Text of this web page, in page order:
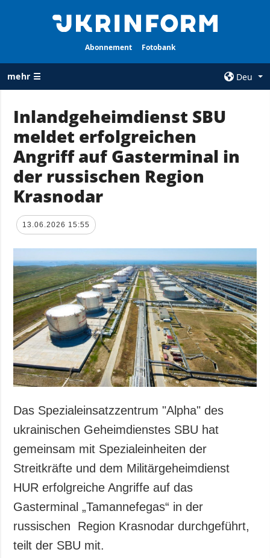
Abonnement Fotobank
mehr ☰
Deu
ALLE
RUBRIKEN
Krieg
Wiederaufbau
der Ukraine
Politik
Wirtschaft
Gesellschaft und
Kultur
Sport
Kriminalität
Notstand und
Notfälle
AGENTUR
Über uns
Kontakte
services
personenbezogener
Daten
ZUSÄTZLICH
Veröffentlichungen
Interview
Fotos
Video
LEISTUNGEN
Abonnement
Fotobank
Inlandgeheimdienst SBU
meldet erfolgreichen
Angriff auf Gasterminal in
der russischen Region
Krasnodar
13.06.2026 15:55
Das Spezialeinsatzzentrum "Alpha" des
ukrainischen Geheimdienstes SBU hat
gemeinsam mit Spezialeinheiten der
Streitkräfte und dem Militärgeheimdienst
HUR erfolgreiche Angriffe auf das
Gasterminal „Tamannefegas“ in der
russischen Region Krasnodar durchgeführt,
teilt der SBU mit.